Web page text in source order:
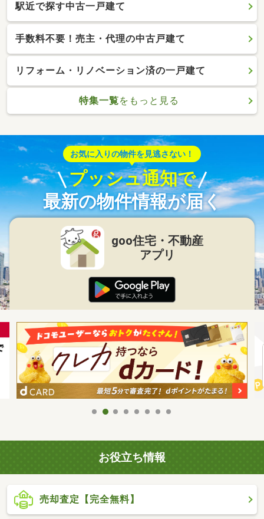
駅近で探す中古一戸建て
手数料不要！売主・代理の中古戸建て
リフォーム・リノベーション済の一戸建て
特集一覧をもっと見る
お気に入りの物件を見逃さない！
プッシュ通知で
最新の物件情報が届く
goo住宅・不動産
アプリ
お役立ち情報
売却査定【完全無料】